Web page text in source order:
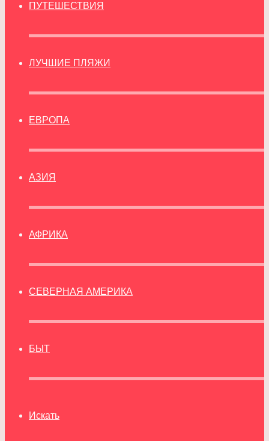
ПУТЕШЕСТВИЯ
ЛУЧШИЕ ПЛЯЖИ
ЕВРОПА
АЗИЯ
АФРИКА
СЕВЕРНАЯ АМЕРИКА
БЫТ
Искать